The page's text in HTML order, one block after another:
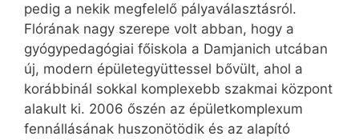
pedig a nekik megfelelő pályaválasztásról.
Flórának nagy szerepe volt abban, hogy a
gyógypedagógiai főiskola a Damjanich utcában
új, modern épületegyüttessel bővült, ahol a
korábbinál sokkal komplexebb szakmai központ
alakult ki. 2006 őszén az épületkomplexum
fennállásának huszonötödik és az alapító